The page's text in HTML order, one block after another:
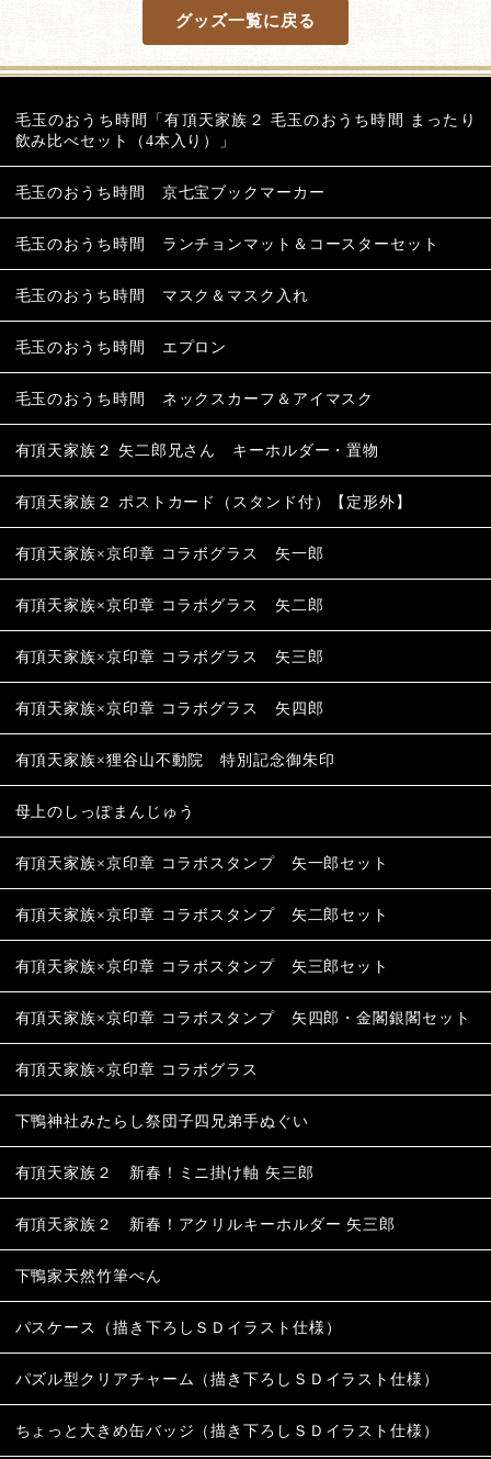
グッズ一覧に戻る
毛玉のおうち時間「有頂天家族２ 毛玉のおうち時間 まったり
飲み比べセット（4本入り）」
毛玉のおうち時間 京七宝ブックマーカー
毛玉のおうち時間 ランチョンマット＆コースターセット
毛玉のおうち時間 マスク＆マスク入れ
毛玉のおうち時間 エプロン
毛玉のおうち時間 ネックスカーフ＆アイマスク
有頂天家族２ 矢二郎兄さん キーホルダー・置物
有頂天家族２ ポストカード（スタンド付）【定形外】
有頂天家族×京印章 コラボグラス 矢一郎
有頂天家族×京印章 コラボグラス 矢二郎
有頂天家族×京印章 コラボグラス 矢三郎
有頂天家族×京印章 コラボグラス 矢四郎
有頂天家族×狸谷山不動院 特別記念御朱印
母上のしっぽまんじゅう
有頂天家族×京印章 コラボスタンプ 矢一郎セット
有頂天家族×京印章 コラボスタンプ 矢二郎セット
有頂天家族×京印章 コラボスタンプ 矢三郎セット
有頂天家族×京印章 コラボスタンプ 矢四郎・金閣銀閣セット
有頂天家族×京印章 コラボグラス
下鴨神社みたらし祭団子四兄弟手ぬぐい
有頂天家族２ 新春！ミニ掛け軸 矢三郎
有頂天家族２ 新春！アクリルキーホルダー 矢三郎
下鴨家天然竹筆ぺん
パスケース（描き下ろしＳＤイラスト仕様）
パズル型クリアチャーム（描き下ろしＳＤイラスト仕様）
ちょっと大きめ缶バッジ（描き下ろしＳＤイラスト仕様）